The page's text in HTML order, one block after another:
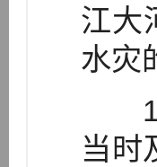
江大
水灾
当时